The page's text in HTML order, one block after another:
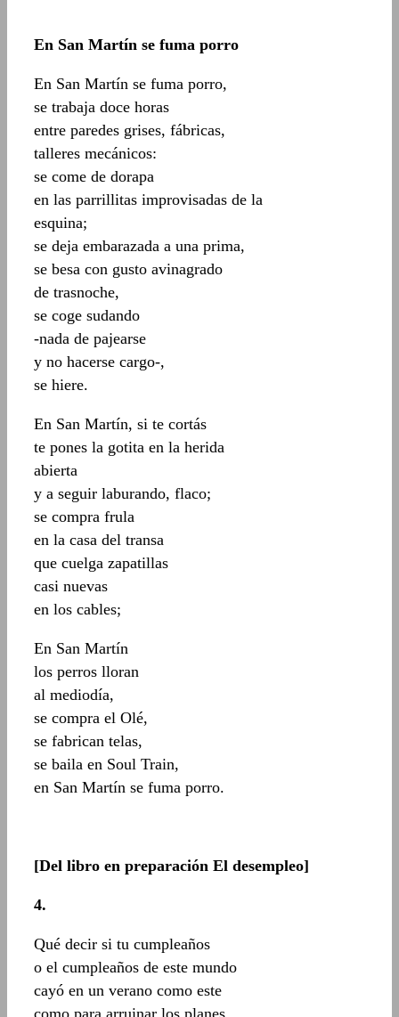
En San Martín se fuma porro
En San Martín se fuma porro,
se trabaja doce horas
entre paredes grises, fábricas,
talleres mecánicos:
se come de dorapa
en las parrillitas improvisadas de la
esquina;
se deja embarazada a una prima,
se besa con gusto avinagrado
de trasnoche,
se coge sudando
-nada de pajearse
y no hacerse cargo-,
se hiere.
En San Martín, si te cortás
te pones la gotita en la herida
abierta
y a seguir laburando, flaco;
se compra frula
en la casa del transa
que cuelga zapatillas
casi nuevas
en los cables;
En San Martín
los perros lloran
al mediodía,
se compra el Olé,
se fabrican telas,
se baila en Soul Train,
en San Martín se fuma porro.
[Del libro en preparación El desempleo]
4.
Qué decir si tu cumpleaños
o el cumpleaños de este mundo
cayó en un verano como este
como para arruinar los planes